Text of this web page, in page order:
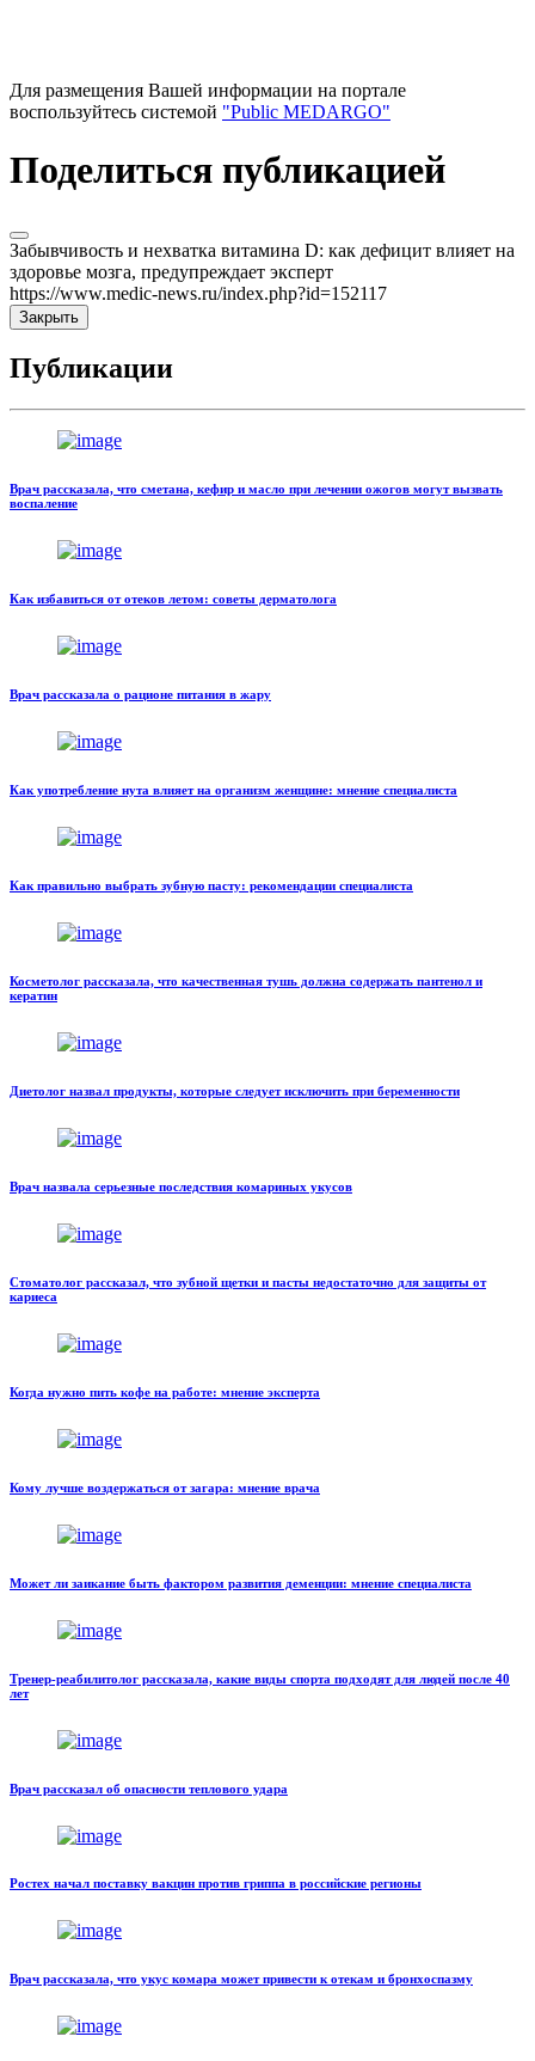
Для размещения Вашей информации на портале
воспользуйтесь системой "Public MEDARGO"
Поделиться публикацией
Забывчивость и нехватка витамина D: как дефицит влияет на
здоровье мозга, предупреждает эксперт
https://www.medic-news.ru/index.php?id=152117
Закрыть
Публикации
Врач рассказала, что сметана, кефир и масло при лечении ожогов могут вызвать
воспаление
Как избавиться от отеков летом: советы дерматолога
Врач рассказала о рационе питания в жару
Как употребление нута влияет на организм женщине: мнение специалиста
Как правильно выбрать зубную пасту: рекомендации специалиста
Косметолог рассказала, что качественная тушь должна содержать пантенол и
кератин
Диетолог назвал продукты, которые следует исключить при беременности
Врач назвала серьезные последствия комариных укусов
Стоматолог рассказал, что зубной щетки и пасты недостаточно для защиты от
кариеса
Когда нужно пить кофе на работе: мнение эксперта
Кому лучше воздержаться от загара: мнение врача
Может ли заикание быть фактором развития деменции: мнение специалиста
Тренер-реабилитолог рассказала, какие виды спорта подходят для людей после 40
лет
Врач рассказал об опасности теплового удара
Ростех начал поставку вакцин против гриппа в российские регионы
Врач рассказала, что укус комара может привести к отекам и бронхоспазму